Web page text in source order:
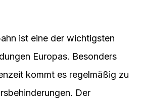
ist eine der wichtigsten
Europas. Besonders
kommt es regelmäßig zu
Der